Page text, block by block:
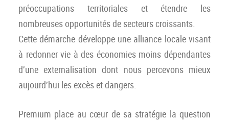
préoccupations territoriales et étendre les
nombreuses opportunités de secteurs croissants.
Cette démarche développe une alliance locale visant
à redonner vie à des économies moins dépendantes
d’une externalisation dont nous percevons mieux
aujourd’hui les excès et dangers.
Premium place au cœur de sa stratégie la question